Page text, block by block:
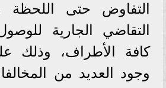
التفاوض حتى اللحظة
التقاضي الجارية
كافة الأطراف، وذلك
وجود العديد من